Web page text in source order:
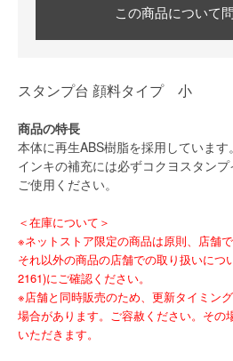
この商品について
スタンプ台 顔料タイプ 小
商品の特長
本体に再生ABS樹脂を採用しています。
インキの補充には必ずコクヨスタン
ご使用ください。
＜在庫について＞
※ネットストア限定の商品は原則、店舗
それ以外の商品の店舗での取り扱いにつ
2161)にご確認ください。
※店舗と同時販売のため、更新タイミン
場合があります。ご容赦ください。その
いただきます。